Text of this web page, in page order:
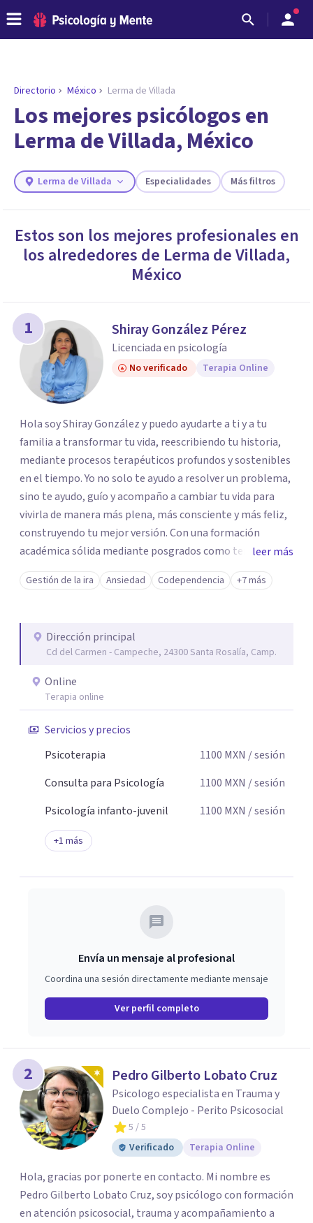
ENCONTRAR MI TERAPEUTA
¿Necesitas ayuda para encontrar el
psicólogo adecuado?
Responde a unas breves preguntas y te ofreceremos
necesidades.
Directorio México Lerma de Villada
Los mejores psicólogos en
Lerma de Villada, México
Lerma de Villada Especialidades Más filtros
Estos son los mejores profesionales en
los alrededores de Lerma de Villada,
México
1 Shiray González Pérez
Licenciada en psicología
No verificado Terapia Online
Hola soy Shiray González y puedo ayudarte a ti y a tu
familia a transformar tu vida, reescribiendo tu historia,
mediante procesos terapéuticos profundos y sostenibles
en el tiempo. Yo no solo te ayudo a resolver un problema,
sino te ayudo, guío y acompaño a cambiar tu vida para
vivirla de manera más plena, más consciente y más feliz,
construyendo tu mejor versión. Con una formación
académica sólida mediante posgrados como terapeuta
breve, familiar e infantil, así como con respaldo
profesional y experiencia clínica de más de 26 años y
auténtica y comunicación clara y directa para darte
seguridad emocional y una dirección firme de tu proceso
de cambio.
leer más
Gestión de la ira Ansiedad Codependencia +7 más
Dirección principal
Cd del Carmen - Campeche, 24300 Santa Rosalía, Camp.
Online
Terapia online
Servicios y precios
Psicoterapia
1100 MXN / sesión
Consulta para Psicología
1100 MXN / sesión
Psicología infanto-juvenil
1100 MXN / sesión
+1 más
Envía un mensaje al profesional
Coordina una sesión directamente mediante mensaje
Ver perfil completo
2 Pedro Gilberto Lobato Cruz
Psicologo especialista en Trauma y
Duelo Complejo - Perito Psicosocial
5 / 5
Verificado
Terapia Online
Hola, gracias por ponerte en contacto. Mi nombre es
Pedro Gilberto Lobato Cruz, soy psicólogo con formación
en atención psicosocial, trauma y acompañamiento a